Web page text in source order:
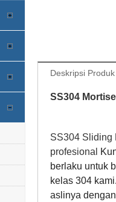
Deskripsi Produk
SS304
SS304 Sliding
profesional
berlaku untuk
kelas 304
aslinya